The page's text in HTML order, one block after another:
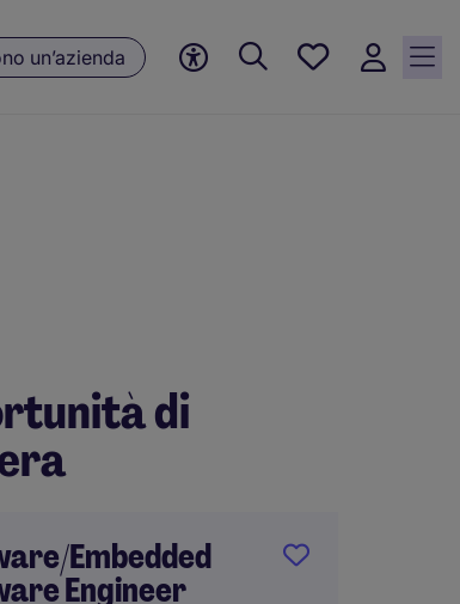
un’azienda
Preferiti, 0
di
Embedded
Engineer